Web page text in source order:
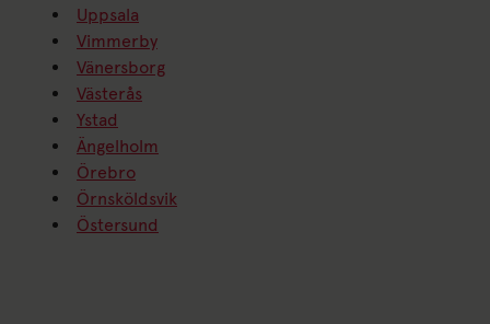
Uppsala
Vimmerby
Vänersborg
Västerås
Ystad
Ängelholm
Örebro
Örnsköldsvik
Östersund